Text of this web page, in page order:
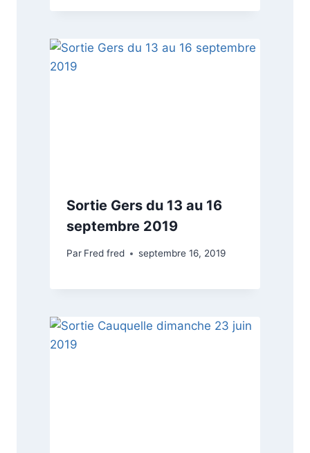
Sortie Gers du 13 au 16
septembre 2019
Par Fred fred septembre 16, 2019